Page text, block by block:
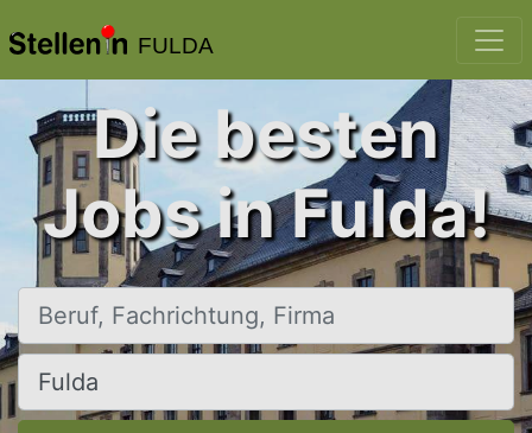
FULDA
Die besten
Jobs in Fulda!
Beruf, Fachrichtung, Firma
Ort, Stadt